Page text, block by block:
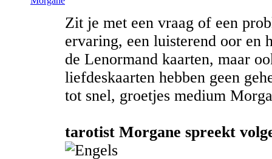
Zit je met een vraag of een
ervaring, een luisterend oor
de Lenormand kaarten, maar
liefdeskaarten hebben geen
tot snel, groetjes medium
tarotist Morgane spreekt